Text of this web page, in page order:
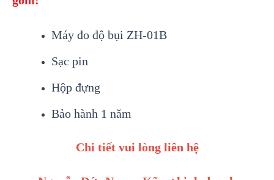
Máy đo độ bụi ZH-01B
Sạc pin
Hộp đựng
Bảo hành 1 năm
Chi tiết vui lòng liên hệ